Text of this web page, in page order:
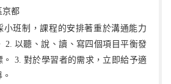
京都
即給予適